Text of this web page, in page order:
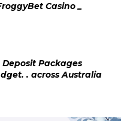
Casino _
Packages
. across Australia